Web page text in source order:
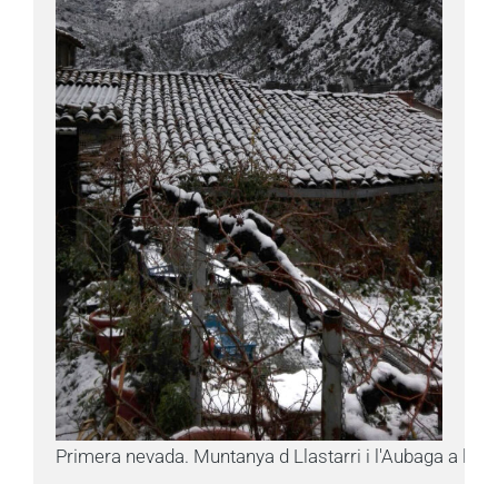
Primera nevada. Muntanya d Llastarri i l'Aubaga a la